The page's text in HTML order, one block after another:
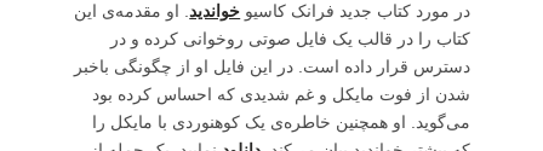
در مورد کتاب جدید فرانک کاسیو خواندید. او مقدمه‌ی این
کتاب را در قالب یک فایل صوتی روخوانی کرده و در
دسترس قرار داده است. در این فایل او از چگونگی باخبر
شدن از فوت مایکل و غم شدیدی که احساس کرده بود
می‌گوید. او همچنین خاطره‌ی یک کوهنوردی با مایکل را